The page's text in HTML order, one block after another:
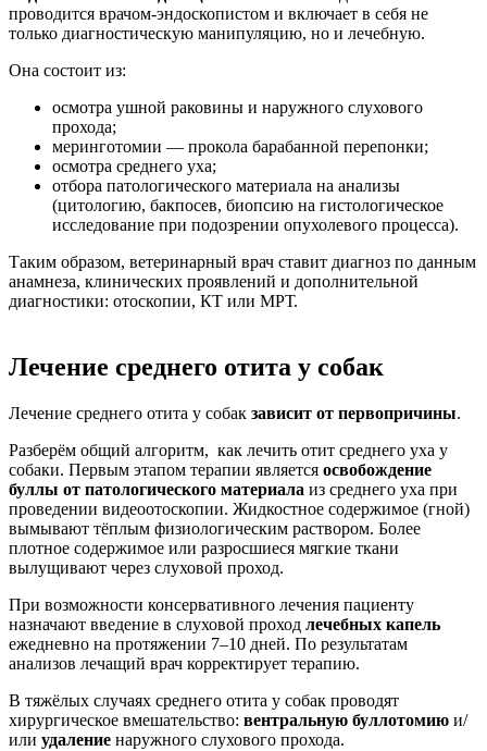
проводится врачом-эндоскопистом и включает в себя не
только диагностическую манипуляцию, но и лечебную.
Она состоит из:
осмотра ушной раковины и наружного слухового
прохода;
меринготомии — прокола барабанной перепонки;
осмотра среднего уха;
отбора патологического материала на анализы
(цитологию, бакпосев, биопсию на гистологическое
исследование при подозрении опухолевого процесса).
Таким образом, ветеринарный врач ставит диагноз по данным
анамнеза, клинических проявлений и дополнительной
диагностики: отоскопии, КТ или МРТ.
Лечение среднего отита у собак
Лечение среднего отита у собак зависит от первопричины.
Разберём общий алгоритм, как лечить отит среднего уха у
собаки. Первым этапом терапии является освобождение
буллы от патологического материала из среднего уха при
проведении видеоотоскопии. Жидкостное содержимое (гной)
вымывают тёплым физиологическим раствором. Более
плотное содержимое или разросшиеся мягкие ткани
вылущивают через слуховой проход.
При возможности консервативного лечения пациенту
назначают введение в слуховой проход лечебных капель
ежедневно на протяжении 7–10 дней. По результатам
анализов лечащий врач корректирует терапию.
В тяжёлых случаях среднего отита у собак проводят
хирургическое вмешательство: вентральную буллотомию и/
или удаление наружного слухового прохода.